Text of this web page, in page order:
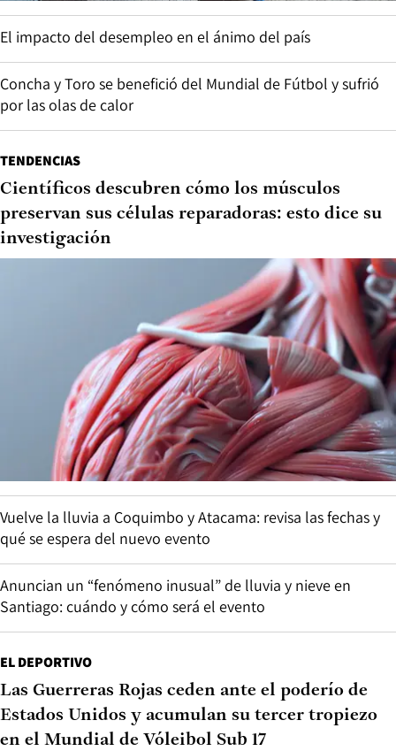
El impacto del desempleo en el ánimo del país
Concha y Toro se benefició del Mundial de Fútbol y sufrió
por las olas de calor
TENDENCIAS
Científicos descubren cómo los músculos
preservan sus células reparadoras: esto dice su
investigación
Vuelve la lluvia a Coquimbo y Atacama: revisa las fechas y
qué se espera del nuevo evento
Anuncian un “fenómeno inusual” de lluvia y nieve en
Santiago: cuándo y cómo será el evento
EL DEPORTIVO
Las Guerreras Rojas ceden ante el poderío de
Estados Unidos y acumulan su tercer tropiezo
en el Mundial de Vóleibol Sub 17